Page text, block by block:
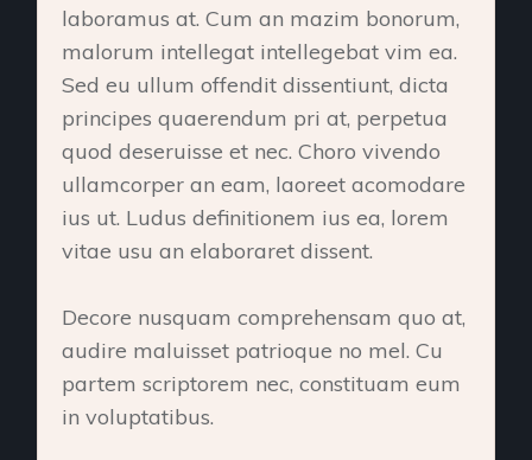
laboramus at. Cum an mazim bonorum,
malorum intellegat intellegebat vim ea.
Sed eu ullum offendit dissentiunt, dicta
principes quaerendum pri at, perpetua
quod deseruisse et nec. Choro vivendo
ullamcorper an eam, laoreet acomodare
ius ut. Ludus definitionem ius ea, lorem
vitae usu an elaboraret dissent.
Decore nusquam comprehensam quo at,
audire maluisset patrioque no mel. Cu
partem scriptorem nec, constituam eum
in voluptatibus.